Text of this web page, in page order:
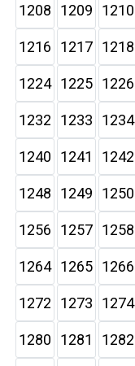
1208 1209 1210
1216 1217 1218
1224 1225 1226
1232 1233 1234
1240 1241 1242
1248 1249 1250
1256 1257 1258
1264 1265 1266
1272 1273 1274
1280 1281 1282